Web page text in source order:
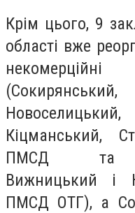
Крім цього, 9
області вже
Кіцманський,
ПМСД та
Вижницький і
ПМСД ОТГ), а